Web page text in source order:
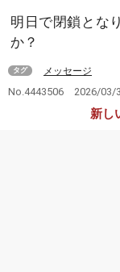
明日で閉鎖とな
か？
タグ メッセージ
No.4443506 2026/03/
新し